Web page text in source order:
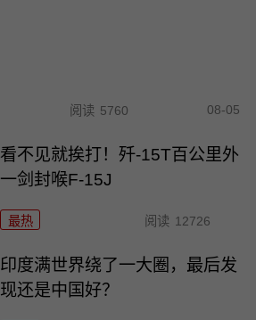
阅读 5760 08-05
看不见就挨打！歼-15T百公里外
一剑封喉F-15J
最热 阅读 12726
印度满世界绕了一大圈，最后发
现还是中国好？